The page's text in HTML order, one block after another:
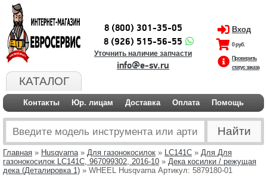
КАТАЛОГ
8 (800) 301-35-05
8 (926) 515-56-55
Уточнить наличие запчасти
info@e-sv.ru
Вход
0 руб.
Проверить
статус заказа
Контакты Юр. лицам Доставка Оплата Помощь
Главная » Husqvarna» Для газонокосилок » LC141C » Для Для
газонокосилок LC141C, 967099302, 2016-10 » Дека косилки / режущая
дека (Деталировка 1) » WHEEL Husqvarna Артикул: 5879180-01